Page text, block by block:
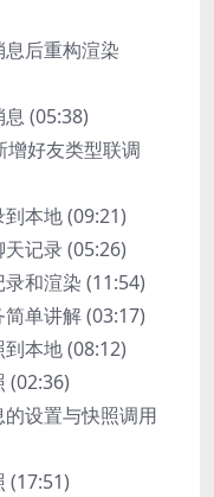
后重构渲染
(05:38)
好友类型联调
本地 (09:21)
记录 (05:26)
和渲染 (11:54)
单讲解 (03:17)
本地 (08:12)
(02:36)
设置与快照调用
(17:51)